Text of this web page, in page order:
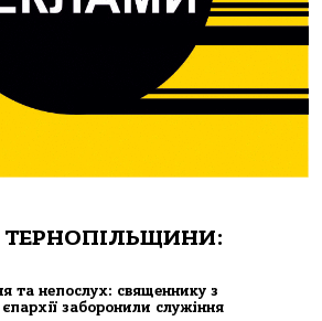
та непослух: священнику з
єпархії заборонили служіння